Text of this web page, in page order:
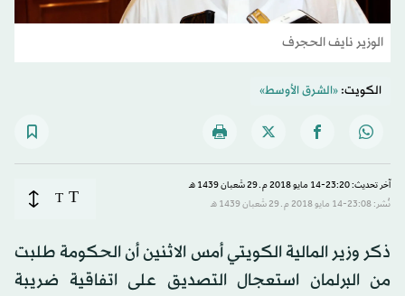
الوزير نايف الحجرف
الكويت:«الشرق الأوسط»
آخر تحديث: 23:20-14 مايو 2018 م ـ 29 شَعبان 1439 هـ
نُشر: 23:08-14 مايو 2018 م ـ 29 شَعبان 1439 هـ
T
T
ذكر وزير المالية الكويتي أمس الاثنين أن الحكومة طلبت
من البرلمان استعجال التصديق على اتفاقية ضريبة